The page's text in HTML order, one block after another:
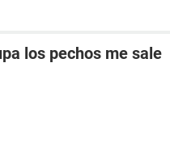
los pechos me sale